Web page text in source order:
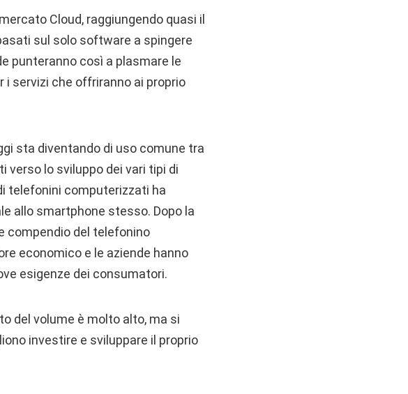
Cloud, raggiungendo quasi il
sul solo software a spingere
punteranno così a plasmare le
i servizi che offriranno ai proprio
sta diventando di uso comune tra
verso lo sviluppo dei vari tipi di
telefonini computerizzati ha
allo smartphone stesso. Dopo la
compendio del telefonino
economico e le aziende hanno
esigenze dei consumatori.
del volume è molto alto, ma si
investire e sviluppare il proprio